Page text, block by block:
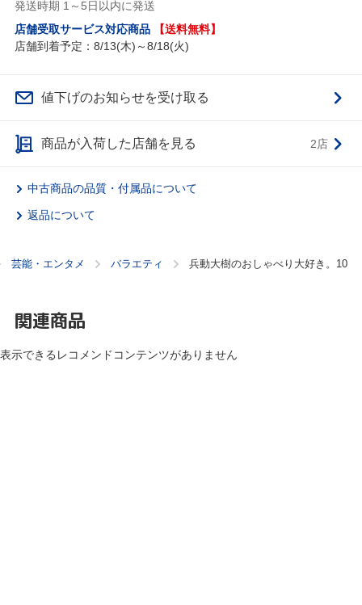
発送時期 1～5日以内に発送
店舗受取サービス対応商品
【送料無料】
店舗到着予定：8/13(木)～8/18(火)
値下げのお知らせを受け取る
商品が入荷した店舗を見る 2店
中古商品の品質・付属品について
返品について
芸能・エンタメ バラエティ 兵動大樹のおしゃべり大好き。10
関連商品
表示できるレコメンドコンテンツがありません